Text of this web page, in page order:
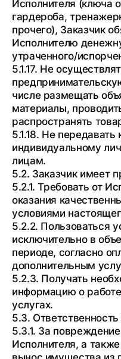
Исполнителя (ключа
гардероба,
прочего), Заказчик
Исполнителю
утраченного/
5.1.17. Не
числе размещать
материалы,
распространять
5.1.18. Не
индивидуальному
лицам.
5.2. Заказчик имеет
5.2.1. Требовать от
оказания
условиями
5.2.2. Пользоваться
исключительно в
периоде, согласно
дополнительным
5.2.3. Получать
информацию о
услугах.
5.3. Ответственность
5.3.1. За
Исполнителя, а